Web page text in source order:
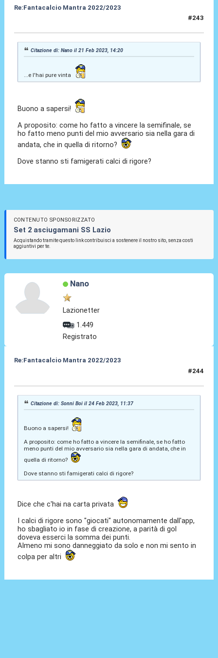
Re:Fantacalcio Mantra 2022/2023
#243
Citazione di: Nano il 21 Feb 2023, 14:20
...e l'hai pure vinta
Buono a sapersi!
A proposito: come ho fatto a vincere la semifinale, se
ho fatto meno punti del mio avversario sia nella gara di
andata, che in quella di ritorno?
Dove stanno sti famigerati calci di rigore?
CONTENUTO SPONSORIZZATO
Set 2 asciugamani SS Lazio
Acquistando tramite questo link contribuisci a sostenere il nostro sito, senza costi
aggiuntivi per te.
Nano
Lazionetter
1.449
Registrato
Re:Fantacalcio Mantra 2022/2023
#244
Citazione di: Sonni Boi il 24 Feb 2023, 11:37
Buono a sapersi!
A proposito: come ho fatto a vincere la semifinale, se ho fatto
meno punti del mio avversario sia nella gara di andata, che in
quella di ritorno?
Dove stanno sti famigerati calci di rigore?
Dice che c'hai na carta privata
I calci di rigore sono "giocati" autonomamente dall'app,
ho sbagliato io in fase di creazione, a parità di gol
doveva esserci la somma dei punti.
Almeno mi sono danneggiato da solo e non mi sento in
colpa per altri